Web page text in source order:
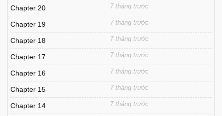
Chapter 20 7 tháng trước
Chapter 19 7 tháng trước
Chapter 18 7 tháng trước
Chapter 17 7 tháng trước
Chapter 16 7 tháng trước
Chapter 15 7 tháng trước
Chapter 14 7 tháng trước